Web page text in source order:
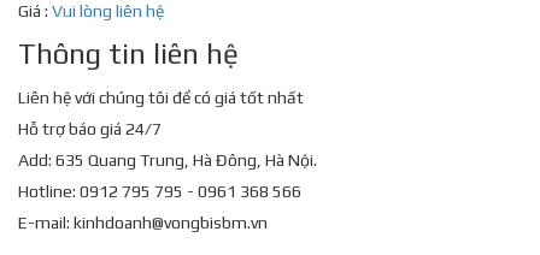
Giá : Vui lòng liên hệ
Thông tin liên hệ
Liên hệ với chúng tôi để có giá tốt nhất
Hỗ trợ báo giá 24/7
Add: 635 Quang Trung, Hà Đông, Hà Nội.
Hotline: 0912 795 795 - 0961 368 566
E-mail: kinhdoanh@vongbisbm.vn